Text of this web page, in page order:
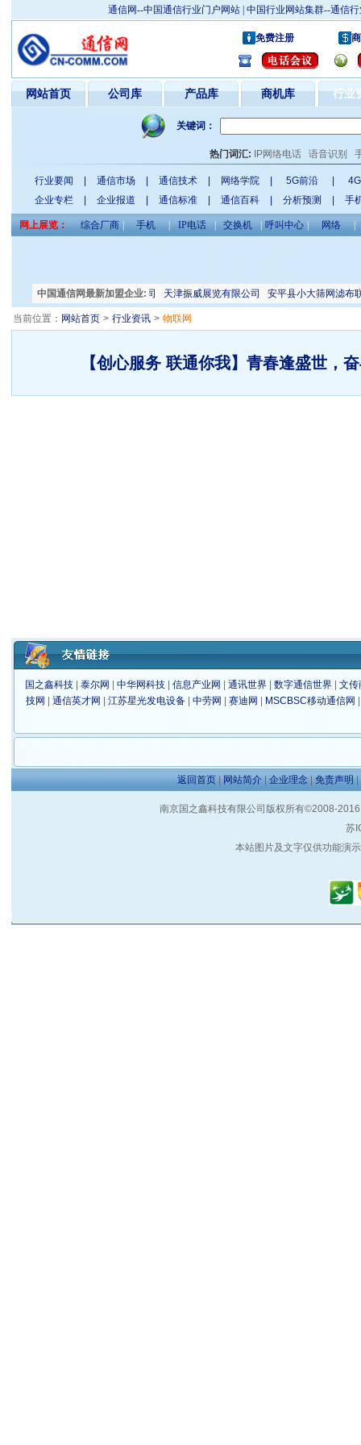
通信网--中国通信行业门户网站 | 中国行业网站集群--通信
免费注册
网站首页 公司库 产品库 商机库 行业
关键词：
热门词汇: IP网络电话 语音识别
行业要闻 通信市场 通信技术 网络学院 5G前沿
企业专栏
企业报道 通信标准 通信百科 分析预测 手
网上展览： 综合厂商 | 手机 | IP电话 | 交换机 | 呼叫中心 | 网络 |
中国通信网最新加盟企业:
大连瑞恒电力电气有限公司 天津振威展览有限公司 安平县小大筛网滤布联
当前位置： 网站首页 > 行业资讯 > 物联网
【创心服务 联通你我】青春逢盛世，
国之鑫科技 泰尔网 中华网科技 信息产业网 通讯世界 数字通信世界
文传
技网
通信英才网 江苏星光发电设备| 中劳网 赛迪网 MSCBSC移动通信网
返回首页| 网站简介 | 企业理念 | 免责声明 |
南京国之鑫科技有限公司版权所有©2008-
苏
本站图片及文字仅供功能演